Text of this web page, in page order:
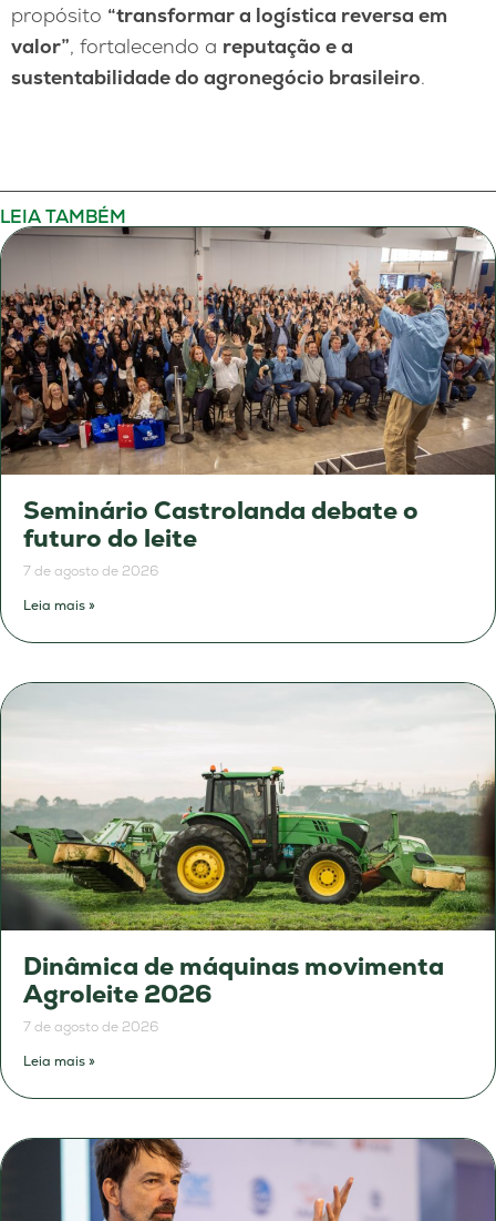
propósito “transformar a logística reversa em
valor”, fortalecendo a reputação e a
sustentabilidade do agronegócio brasileiro.
LEIA TAMBÉM
Seminário Castrolanda debate o
futuro do leite
7 de agosto de 2026
Leia mais »
Dinâmica de máquinas movimenta
Agroleite 2026
7 de agosto de 2026
Leia mais »